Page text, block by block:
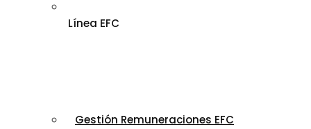
Línea EFC
Gestión Remuneraciones EFC